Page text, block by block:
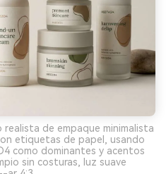
de empaque minimalista
etiquetas de papel, usando
como dominantes y acentos
sin costuras, luz suave